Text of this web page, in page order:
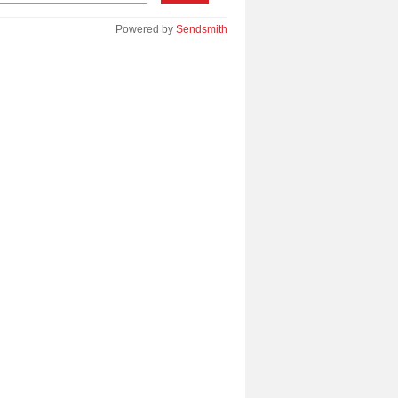
Powered by Sendsmith